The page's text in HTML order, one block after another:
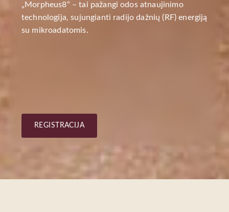
„Morpheus8“ – tai pažangi odos atnaujinimo
technologija, sujungianti radijo dažnių (RF) energiją
su mikroadatomis.
REGISTRACIJA